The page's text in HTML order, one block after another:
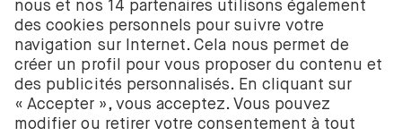
58403949. BUX B.V. est autorisé et réglementé par
l’Autorité néerlandaise des marchés financiers
(Autoriteit Financiële Markten – AFM).
BUX B.V. ne fournit pas de conseils d’investissement
et les investisseurs individuels doivent prendre leurs